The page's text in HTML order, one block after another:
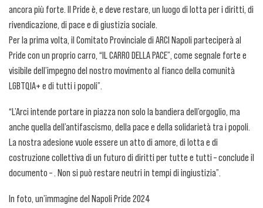
ancora più forte. Il Pride è, e deve restare, un luogo di lotta per i diritti, di
rivendicazione, di pace e di giustizia sociale.
Per la prima volta, il Comitato Provinciale di ARCI Napoli parteciperà al
Pride con un proprio carro, “IL CARRO DELLA PACE”, come segnale forte e
visibile dell’impegno del nostro movimento al fianco della comunità
LGBTQIA+ e di tutti i popoli”.
“L’Arci intende portare in piazza non solo la bandiera dell’orgoglio, ma
anche quella dell’antifascismo, della pace e della solidarietà tra i popoli.
La nostra adesione vuole essere un atto di amore, di lotta e di
costruzione collettiva di un futuro di diritti per tutte e tutti – conclude il
documento – . Non si può restare neutri in tempi di ingiustizia”.
In foto, un’immagine del Napoli Pride 2024